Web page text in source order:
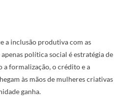
a inclusão produtiva com as
política social é estratégia de
a formalização, o crédito e a
às mãos de mulheres criativas
ganha.